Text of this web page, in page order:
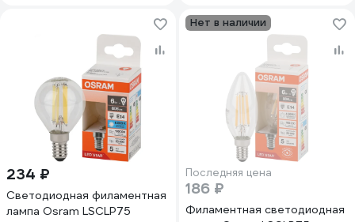
234 ₽
Светодиодная филаментная
лампа Osram LSCLP75
Нет в наличии
Последняя цена
186 ₽
Филаментная светодиодная